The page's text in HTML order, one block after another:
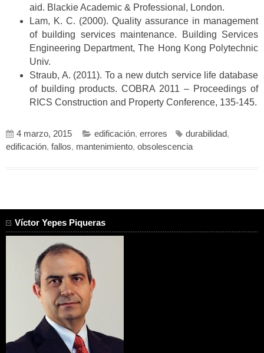
aid. Blackie Academic & Professional, London.
Lam, K. C. (2000). Quality assurance in management
of building services maintenance. Building Services
Engineering Department, The Hong Kong Polytechnic
Univ.
Straub, A. (2011). To a new dutch service life database
of building products. COBRA 2011 – Proceedings of
RICS Construction and Property Conference, 135-145.
4 marzo, 2015 edificación, errores durabilidad,
edificación, fallos, mantenimiento, obsolescencia
Víctor Yepes Piqueras